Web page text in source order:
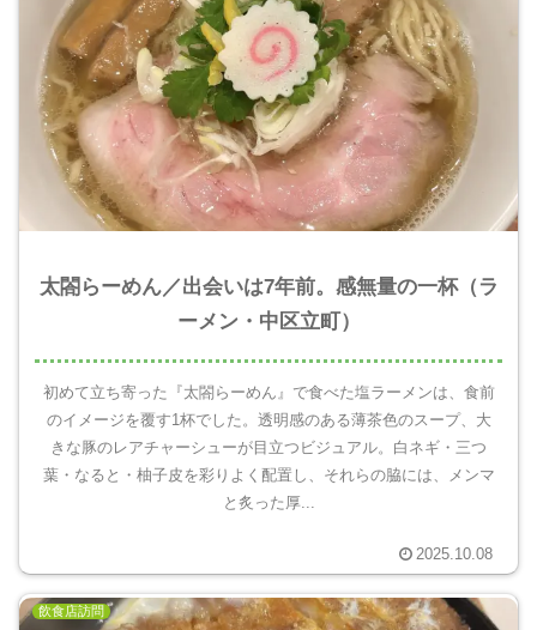
太閤らーめん／出会いは7年前。感無量の一杯（ラ
ーメン・中区立町）
初めて立ち寄った『太閤らーめん』で食べた塩ラーメンは、食前
のイメージを覆す1杯でした。透明感のある薄茶色のスープ、大
きな豚のレアチャーシューが目立つビジュアル。白ネギ・三つ
葉・なると・柚子皮を彩りよく配置し、それらの脇には、メンマ
と炙った厚...
2025.10.08
飲食店訪問